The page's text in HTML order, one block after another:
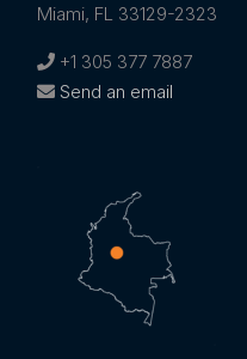
Miami, FL 33129-2323
+1 305 377 7887
Send an email